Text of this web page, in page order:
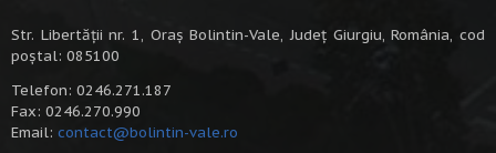
Str. Libertății nr. 1, Oraș Bolintin-Vale, Județ Giurgiu, România, cod
poștal: 085100
Telefon: 0246.271.187
Fax: 0246.270.990
Email: contact@bolintin-vale.ro